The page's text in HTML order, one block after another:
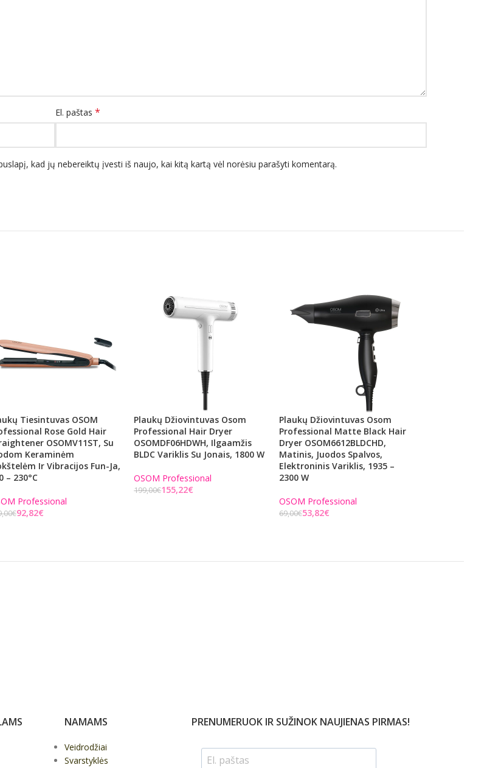
El. paštas *
kad jų nebereiktų įvesti iš naujo, kai kitą kartą vėl norėsiu parašyti komentarą.
Tiesintuvas OSOM
Rose Gold Hair
OSOMV11ST, Su
Keraminėm
Ir Vibracijos Fun-Ja,
– 230°C
Professional
€92,82€
Plaukų Džiovintuvas Osom
Professional Hair Dryer
OSOMDF06HDWH, Ilgaamžis
BLDC Variklis Su Jonais, 1800 W
OSOM Professional
199,00€155,22€
Plaukų Džiovintuvas Osom
Professional Matte Black Hair
Dryer OSOM6612BLDCHD,
Matinis, Juodos Spalvos,
Elektroninis Variklis, 1935 –
2300 W
OSOM Professional
69,00€53,82€
NAMAMS
Veidrodžiai
Svarstyklės
PRENUMERUOK IR SUŽINOK NAUJIENAS PIRMAS!